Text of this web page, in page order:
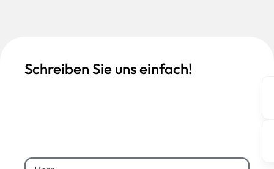
Schreiben Sie uns einfach!